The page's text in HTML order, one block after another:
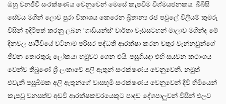
ඔහු වනජීවී සංරක්ෂණය වෙනුවෙන් මෙසේ කැපවීම විශ්මයජනකය. බීබීසී
සේවය මගින් ලොව පුරා විකාශය කෙරෙන බ්‍රිතාන්‍ය රජ පවුලේ විලියම් කුමරු
විසින් ඉදිරිපත් කරනු ලබන 'ගාඩියන්ස්' වාර්තා වැඩසටහන් මාලාව මගින්ද මේ
දිනවල පෘථිවියේ වටිනාම පරිසර පද්ධති ආරක්ෂා කරන චතුර වැන්නවුන්ගේ
ජීවන තොරතුරු ලෝකයා හමුවට ගෙන එයි. පසුගියදා එහි සයවන කථාංගය
වෙන්ව තිබුණේ ශ්‍රී ලංකාවේ අලි ඇතුන් සංරක්ෂණය වෙනුවෙනි. නමුත්
එවැනි පසුබිමක අලි ඇතුන්ගේ වාසභූමි සංරක්ෂණය වෙනුවෙන් දිවි හිමියෙන්
කැපවූ වනසත්ව අඩවි ආරක්ෂකවරයෙකුට පාදඩ දේශපාලුවන් විසින් එලව